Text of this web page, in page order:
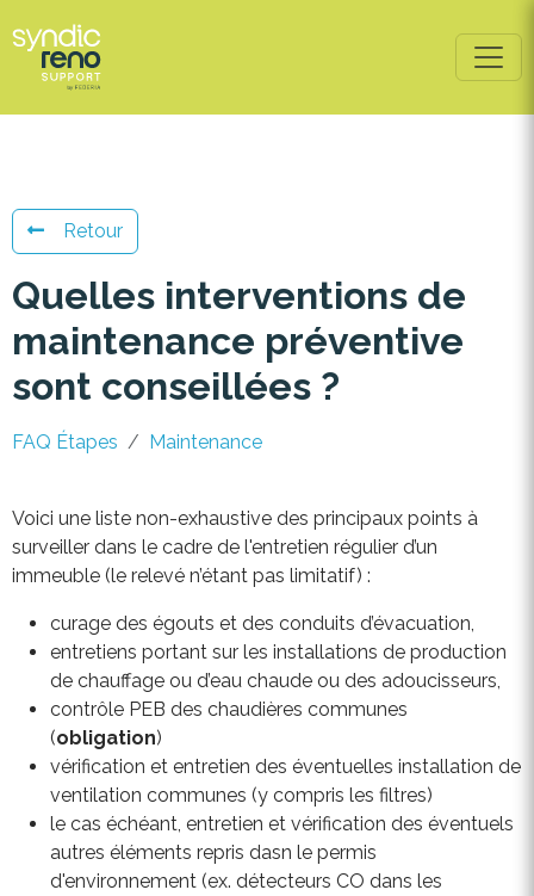
Retour
Quelles interventions de
maintenance préventive
sont conseillées ?
FAQ Étapes Maintenance
Voici une liste non-exhaustive des principaux points à
surveiller dans le cadre de l'entretien régulier d’un
immeuble (le relevé n’étant pas limitatif) :
curage des égouts et des conduits d’évacuation,
entretiens portant sur les installations de production
de chauffage ou d’eau chaude ou des adoucisseurs,
contrôle PEB des chaudières communes
(obligation)
vérification et entretien des éventuelles installation de
ventilation communes (y compris les filtres)
le cas échéant, entretien et vérification des éventuels
autres éléments repris dasn le permis
d'environnement (ex. détecteurs CO dans les